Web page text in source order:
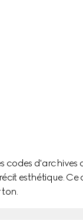
codes d'archives
esthétique.